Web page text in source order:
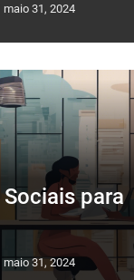
maio 31, 2024
para
maio 31, 2024